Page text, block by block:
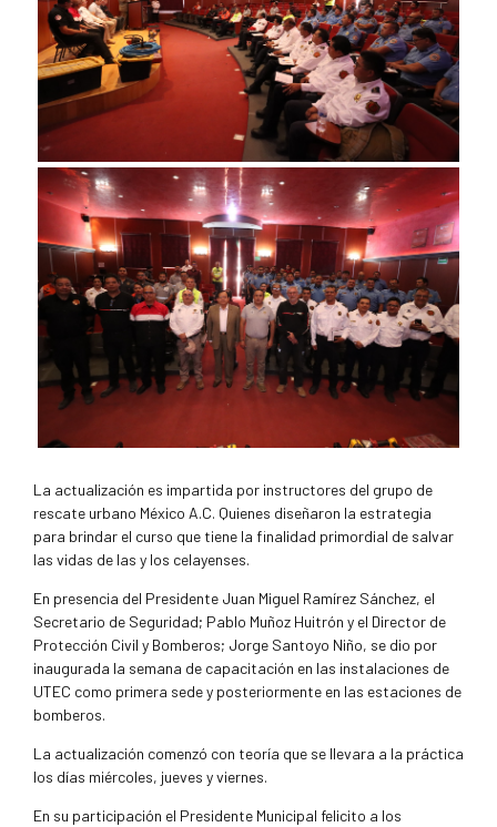
La actualización es impartida por instructores del grupo de
rescate urbano México A.C. Quienes diseñaron la estrategia
para brindar el curso que tiene la finalidad primordial de salvar
las vidas de las y los celayenses.
En presencia del Presidente Juan Miguel Ramírez Sánchez, el
Secretario de Seguridad; Pablo Muñoz Huitrón y el Director de
Protección Civil y Bomberos; Jorge Santoyo Niño, se dio por
inaugurada la semana de capacitación en las instalaciones de
UTEC como primera sede y posteriormente en las estaciones de
bomberos.
La actualización comenzó con teoría que se llevara a la práctica
los días miércoles, jueves y viernes.
En su participación el Presidente Municipal felicito a los